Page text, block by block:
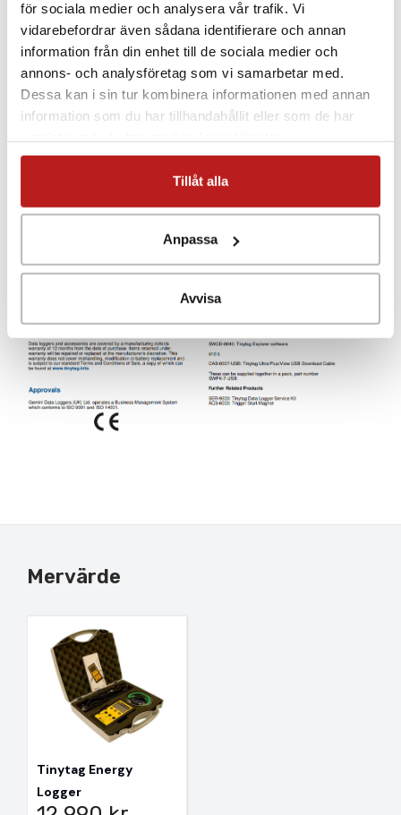
för sociala medier och analysera vår trafik. Vi
vidarebefordrar även sådana identifierare och annan
information från din enhet till de sociala medier och
annons- och analysföretag som vi samarbetar med.
Dessa kan i sin tur kombinera informationen med annan
information som du har tillhandahållit eller som de har
Tillåt alla
Anpassa
Avvisa
Mervärde
Tinytag Energy
Logger